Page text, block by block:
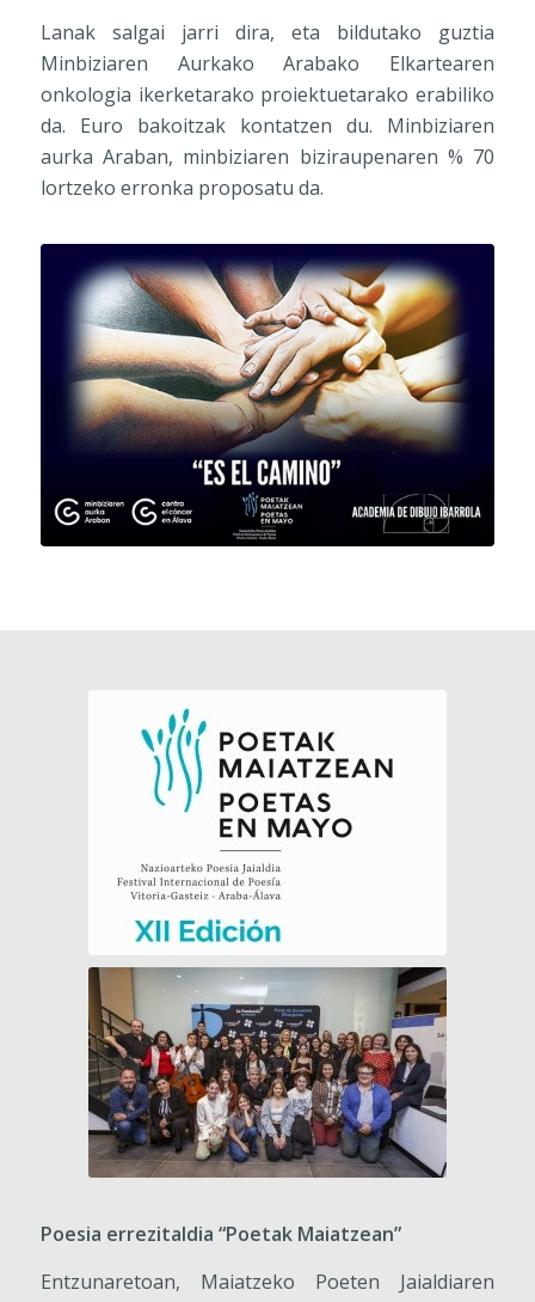
Lanak salgai jarri dira, eta bildutako guztia
Minbiziaren Aurkako Arabako Elkartearen
onkologia ikerketarako proiektuetarako erabiliko
da. Euro bakoitzak kontatzen du. Minbiziaren
aurka Araban, minbiziaren biziraupenaren % 70
lortzeko erronka proposatu da.
Poesia errezitaldia “Poetak Maiatzean”
Entzunaretoan, Maiatzeko Poeten Jaialdiaren